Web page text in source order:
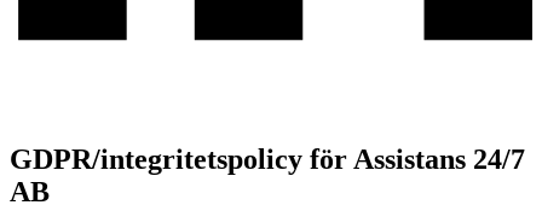
GDPR/integritetspolicy för Assistans 24/7
AB